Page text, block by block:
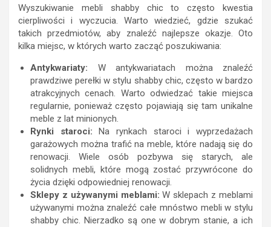
Wyszukiwanie mebli shabby chic to często kwestia
cierpliwości i wyczucia. Warto wiedzieć, gdzie szukać
takich przedmiotów, aby znaleźć najlepsze okazje. Oto
kilka miejsc, w których warto zacząć poszukiwania:
Antykwariaty: W antykwariatach można znaleźć
prawdziwe perełki w stylu shabby chic, często w bardzo
atrakcyjnych cenach. Warto odwiedzać takie miejsca
regularnie, ponieważ często pojawiają się tam unikalne
meble z lat minionych.
Rynki staroci: Na rynkach staroci i wyprzedażach
garażowych można trafić na meble, które nadają się do
renowacji. Wiele osób pozbywa się starych, ale
solidnych mebli, które mogą zostać przywrócone do
życia dzięki odpowiedniej renowacji.
Sklepy z używanymi meblami: W sklepach z meblami
używanymi można znaleźć całe mnóstwo mebli w stylu
shabby chic. Nierzadko są one w dobrym stanie, a ich